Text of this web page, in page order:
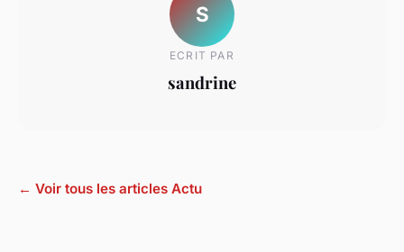
S
ECRIT PAR
sandrine
← Voir tous les articles Actu